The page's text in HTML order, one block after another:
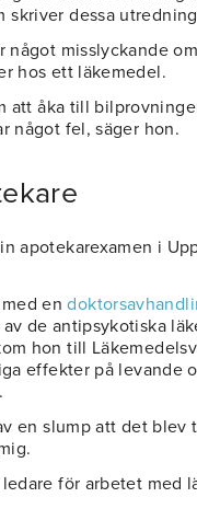
skriver dessa
något misslyckande
hos ett läkemedel.
att åka till
något fel, säger hon.
apotekarexamen i
en
de antipsykotiska
hon till
effekter på levande
en slump att det blev
för arbetet med